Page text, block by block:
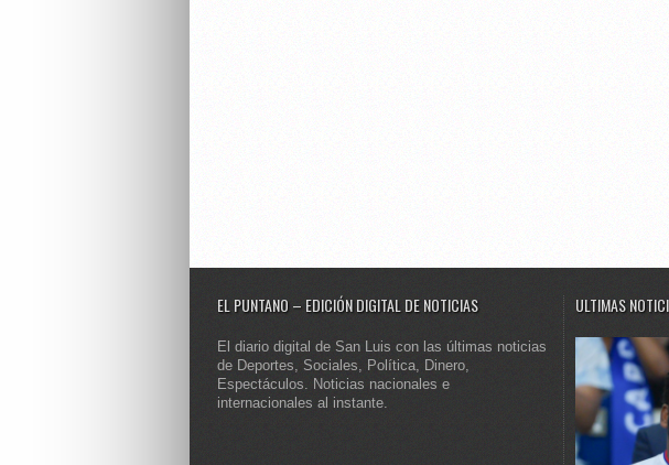
EL PUNTANO – EDICIÓN DIGITAL DE NOTICIAS
El diario digital de San Luis con las últimas noticias
de Deportes, Sociales, Política, Dinero,
Espectáculos. Noticias nacionales e
internacionales al instante.
ULTIMAS